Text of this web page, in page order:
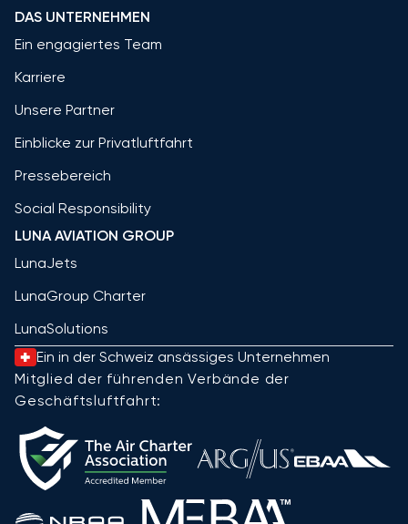
DAS UNTERNEHMEN
Ein engagiertes Team
Karriere
Unsere Partner
Einblicke zur Privatluftfahrt
Pressebereich
Social Responsibility
LUNA AVIATION GROUP
LunaJets
LunaGroup Charter
LunaSolutions
Ein in der Schweiz ansässiges Unternehmen
Mitglied der führenden Verbände der
Geschäftsluftfahrt: